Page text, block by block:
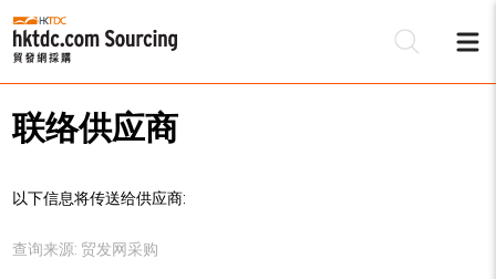
联络供应商
以下信息将传送给供应商:
查询来源: 贸发网采购